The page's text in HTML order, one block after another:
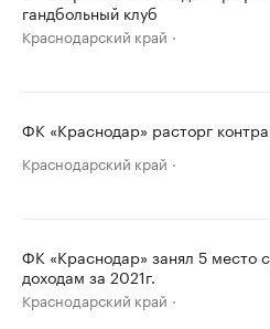
гандбольный клуб
Краснодарский край
ФК «Краснодар» расторг
Краснодарский край
ФК «Краснодар» занял 5 место
доходам за 2021г.
Краснодарский край